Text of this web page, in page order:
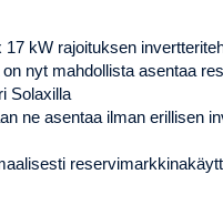
kW rajoituksen
nyt mahdollista asentaa
Solaxilla
ne asentaa ilman erillisen